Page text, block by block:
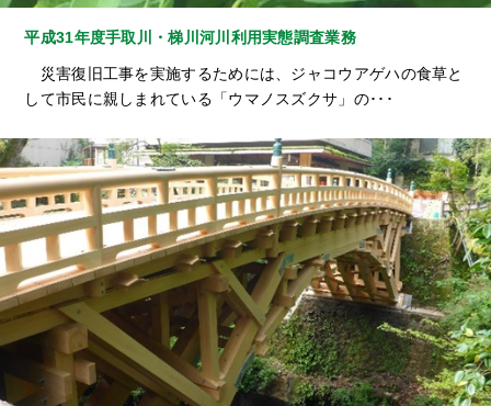
平成31年度手取川・梯川河川利用実態調査業務
災害復旧工事を実施するためには、ジャコウアゲハの食草と
して市民に親しまれている「ウマノスズクサ」の･･･